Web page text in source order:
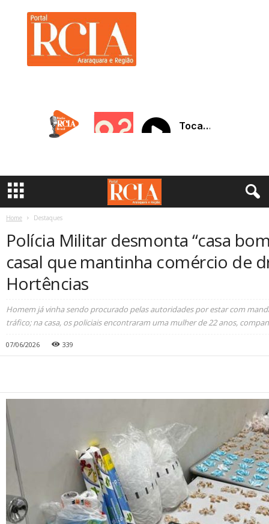
a
Home Destaques
Polícia Militar desmonta “casa
casal que mantinha comércio de
Hortências
Homem já vinha sendo procurado pelas autoridades por estar com
tráfico; na casa, os policiais encontraram uma mulher de 22 anos,
07/06/2026 339